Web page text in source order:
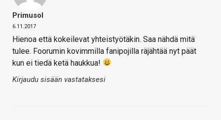
Primusol
6.11.2017
Hienoa että kokeilevat yhteistyötäkin. Saa nähdä mitä
tulee. Foorumin kovimmilla fanipojilla räjähtää nyt päät
kun ei tiedä ketä haukkua!
Kirjaudu sisään vastataksesi